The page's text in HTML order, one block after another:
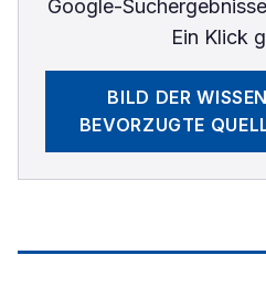
Google-
Ein Klick
BILD DER
BEVORZUGTE